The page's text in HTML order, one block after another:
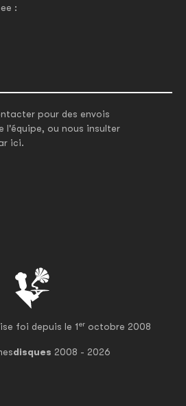
foi depuis le 1er octobre 2008
disques 2008 - 2026
:
pour des envois
l'équipe, ou nous insulter
ici.